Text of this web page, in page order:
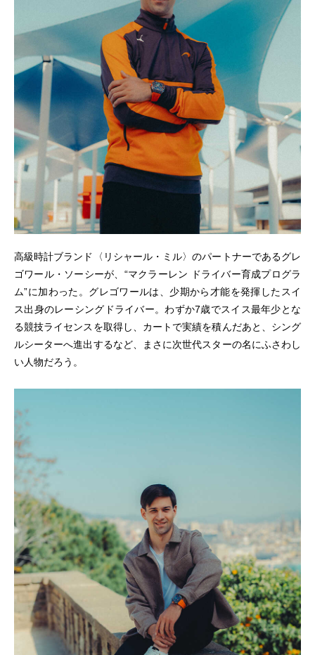
高級時計ブランド〈リシャール・ミル〉のパートナーであるグレ
ゴワール・ソーシーが、“マクラーレン ドライバー育成プログラ
ム”に加わった。グレゴワールは、少期から才能を発揮したスイ
ス出身のレーシングドライバー。わずか7歳でスイス最年少とな
る競技ライセンスを取得し、カートで実績を積んだあと、シング
ルシーターへ進出するなど、まさに次世代スターの名にふさわし
い人物だろう。